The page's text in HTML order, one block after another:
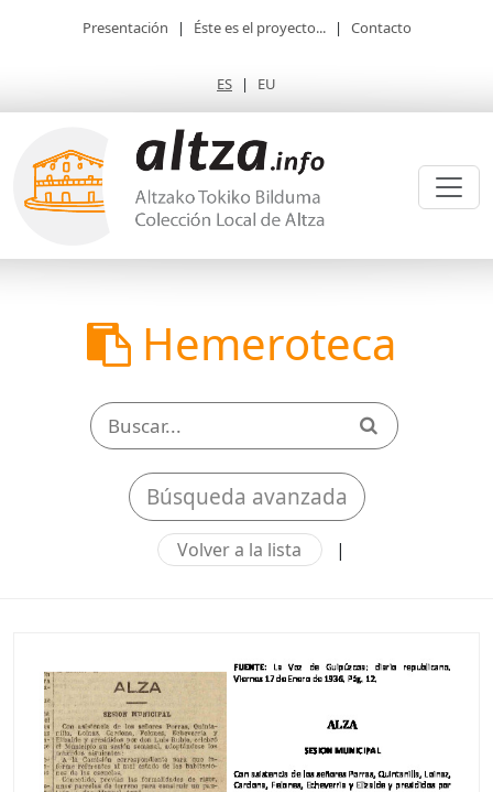
Presentación | Éste es el proyecto... | Contacto
ES | EU
Hemeroteca
Búsqueda avanzada
Volver a la lista |